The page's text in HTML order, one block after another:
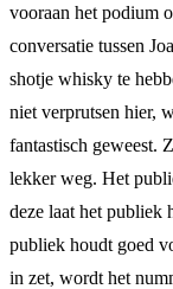
vooraan het podium
conversatie tussen
shotje whisky te
niet verprutsen hier,
fantastisch geweest.
lekker weg. Het
deze laat het publiek
publiek houdt goed
in zet, wordt het